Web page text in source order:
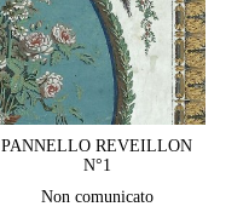
PANNELLO REVEILLON
N°1
Non comunicato